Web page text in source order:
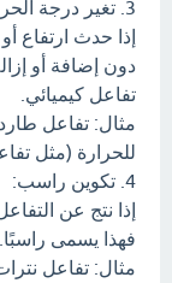
3. تغير درجة الحرارة:
إذا حدث ارتفاع
دون إضافة أو
تفاعل كيميائي.
مثال: تفاعل
للحرارة (مثل
4. تكوين راسب:
إذا نتج عن
فهذا يسمى راسبًا.
مثال: تفاعل